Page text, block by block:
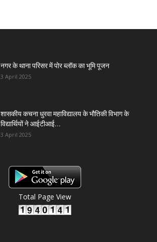
नगर के थाना परिसर में पोर ब्लॉक का भूमि पूजन
3 April 2025
शासकीय कचना धुरवा महाविद्यालय के भौतिकी विभाग के
विद्यार्थियों ने आईटीआई...
3 April 2025
Total Page View